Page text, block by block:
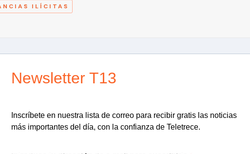
ILÍCITAS
Newsletter T13
Inscríbete en nuestra lista de correo para recibir gratis las noticias
más importantes del día, con la confianza de Teletrece.